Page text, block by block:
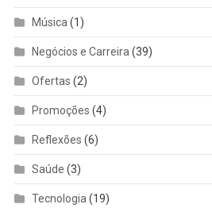
Música (1)
Negócios e Carreira (39)
Ofertas (2)
Promoções (4)
Reflexões (6)
Saúde (3)
Tecnologia (19)